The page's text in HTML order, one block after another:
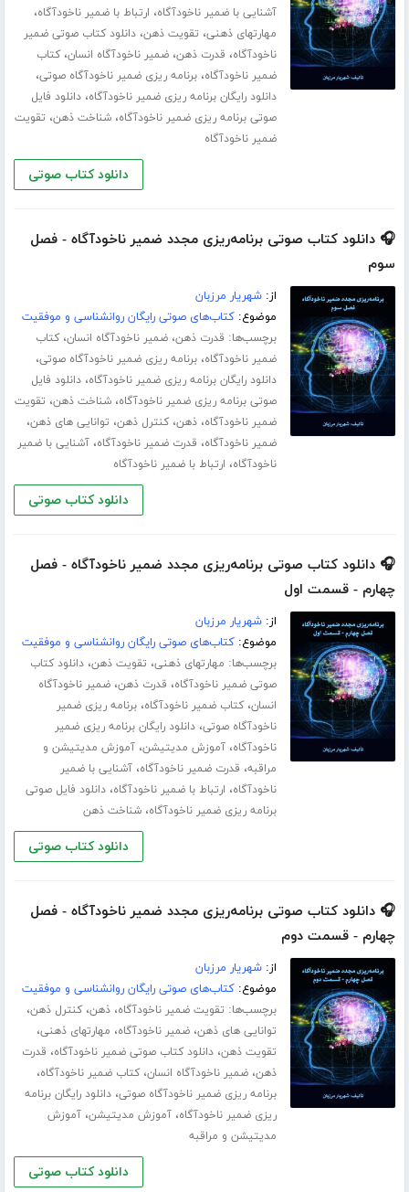
آشنایی با ضمیر ناخودآگاه، ارتباط با ضمیر ناخودآگاه،
مهارت­های ذهنی، تقویت ذهن،دانلود کتاب صوتی ضمیر
ناخودآگاه، قدرت ذهن،ضمیر ناخودآگاه انسان،کتاب
ضمیر ناخودآگاه،برنامه ریزی ضمیر ناخودآگاه صوتی،
دانلود رایگان برنامه ریزی ضمیر ناخودآگاه،دانلود فایل
صوتی برنامه ریزی ضمیر ناخودآگاه،شناخت ذهن، تقویت
ضمیر ناخودآگاه
دانلود کتاب صوتی
🎧 دانلود کتاب صوتی برنامه‌ریزی مجدد ضمیر ناخودآگاه - فصل
سوم
از:شهریار مرزبان
موضوع:کتاب‌های صوتی رایگان روانشناسی و موفقیت
برچسب‌ها: قدرت ذهن،ضمیر ناخودآگاه انسان،کتاب
ضمیر ناخودآگاه،برنامه ریزی ضمیر ناخودآگاه صوتی،
دانلود رایگان برنامه ریزی ضمیر ناخودآگاه،دانلود فایل
صوتی برنامه ریزی ضمیر ناخودآگاه،شناخت ذهن، تقویت
ضمیر ناخودآگاه،ذهن،کنترل ذهن، توانایی های ذهن،
ضمیر ناخودآگاه، قدرت ضمیر ناخودآگاه،آشنایی با ضمیر
ناخودآگاه، ارتباط با ضمیر ناخودآگاه
دانلود کتاب صوتی
🎧 دانلود کتاب صوتی برنامه‌ریزی مجدد ضمیر ناخودآگاه - فصل
چهارم - قسمت اول
از:شهریار مرزبان
موضوع:کتاب‌های صوتی رایگان روانشناسی و موفقیت
برچسب‌ها: مهارت­های ذهنی، تقویت ذهن،دانلود کتاب
صوتی ضمیر ناخودآگاه، قدرت ذهن،ضمیر ناخودآگاه
انسان،کتاب ضمیر ناخودآگاه،برنامه ریزی ضمیر
ناخودآگاه صوتی،دانلود رایگان برنامه ریزی ضمیر
ناخودآگاه،آموزش مدیتیشن،آموزش مدیتیشن و
مراقبه، قدرت ضمیر ناخودآگاه،آشنایی با ضمیر
ناخودآگاه، ارتباط با ضمیر ناخودآگاه،دانلود فایل صوتی
برنامه ریزی ضمیر ناخودآگاه،شناخت ذهن
دانلود کتاب صوتی
🎧 دانلود کتاب صوتی برنامه‌ریزی مجدد ضمیر ناخودآگاه - فصل
چهارم - قسمت دوم
از:شهریار مرزبان
موضوع:کتاب‌های صوتی رایگان روانشناسی و موفقیت
برچسب‌ها: تقویت ضمیر ناخودآگاه،ذهن،کنترل ذهن،
توانایی های ذهن،ضمیر ناخودآگاه، مهارت­های ذهنی،
تقویت ذهن،دانلود کتاب صوتی ضمیر ناخودآگاه، قدرت
ذهن،ضمیر ناخودآگاه انسان،کتاب ضمیر ناخودآگاه،
برنامه ریزی ضمیر ناخودآگاه صوتی،دانلود رایگان برنامه
ریزی ضمیر ناخودآگاه،آموزش مدیتیشن،آموزش
مدیتیشن و مراقبه
دانلود کتاب صوتی